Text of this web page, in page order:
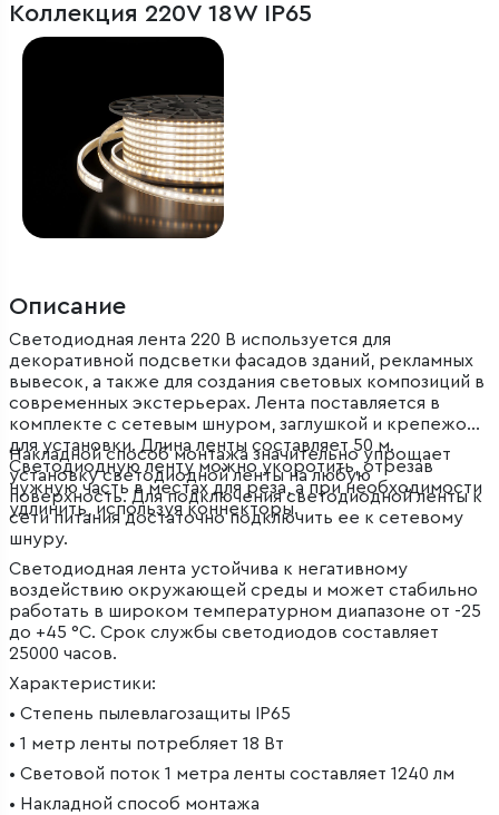
Коллекция 220V 18W IP65
Описание
Светодиодная лента 220 В используется для
декоративной подсветки фасадов зданий, рекламных
вывесок, а также для создания световых композиций в
современных экстерьерах. Лента поставляется в
комплекте с сетевым шнуром, заглушкой и крепежом
для установки. Длина ленты составляет 50 м.
Светодиодную ленту можно укоротить, отрезав
нужную часть в местах для реза, а при необходимости
удлинить, используя коннекторы.
Накладной способ монтажа значительно упрощает
установку светодиодной ленты на любую
поверхность. Для подключения светодиодной ленты к
сети питания достаточно подключить ее к сетевому
шнуру.
Светодиодная лента устойчива к негативному
воздействию окружающей среды и может стабильно
работать в широком температурном диапазоне от -25
до +45 °C. Срок службы светодиодов составляет
25000 часов.
Характеристики:
• Степень пылевлагозащиты IP65
• 1 метр ленты потребляет 18 Вт
• Световой поток 1 метра ленты составляет 1240 лм
• Накладной способ монтажа